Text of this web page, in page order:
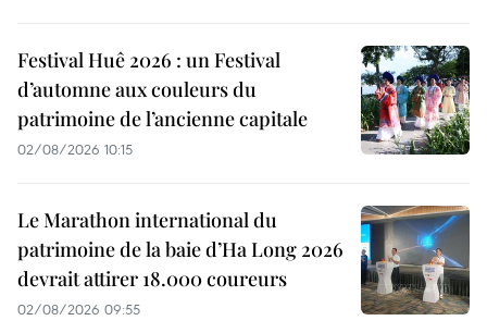
Festival Huê 2026 : un Festival
d’automne aux couleurs du
patrimoine de l’ancienne capitale
02/08/2026 10:15
Le Marathon international du
patrimoine de la baie d’Ha Long 2026
devrait attirer 18.000 coureurs
02/08/2026 09:55